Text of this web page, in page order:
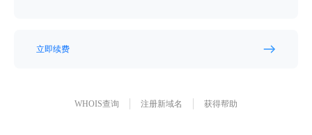
立即续费
WHOIS查询 注册新域名 获得帮助